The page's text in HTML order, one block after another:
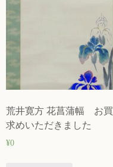
荒井寛方 花菖蒲幅 お
求めいただきました
¥0